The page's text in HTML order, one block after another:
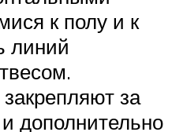
к полу и к
линий
за
дополнительно